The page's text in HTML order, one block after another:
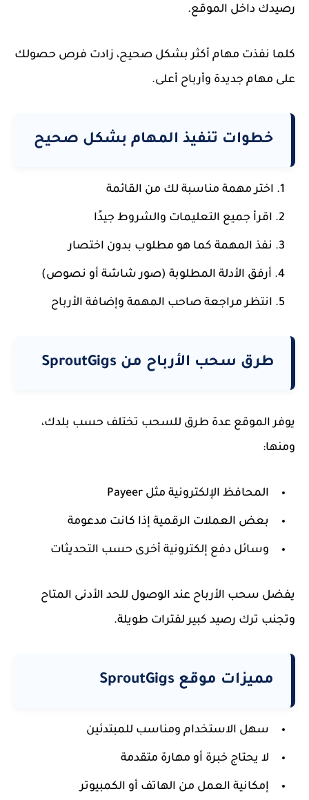
رصيدك داخل الموقع.
كلما نفذت مهام أكثر بشكل صحيح، زادت فرص حصولك
على مهام جديدة وأرباح أعلى.
خطوات تنفيذ المهام بشكل صحيح
اختر مهمة مناسبة لك من القائمة
اقرأ جميع التعليمات والشروط جيدًا
نفذ المهمة كما هو مطلوب بدون اختصار
أرفق الأدلة المطلوبة (صور شاشة أو نصوص)
انتظر مراجعة صاحب المهمة وإضافة الأرباح
طرق سحب الأرباح من SproutGigs
يوفر الموقع عدة طرق للسحب تختلف حسب بلدك،
ومنها:
المحافظ الإلكترونية مثل Payeer
بعض العملات الرقمية إذا كانت مدعومة
وسائل دفع إلكترونية أخرى حسب التحديثات
يفضل سحب الأرباح عند الوصول للحد الأدنى المتاح
وتجنب ترك رصيد كبير لفترات طويلة.
مميزات موقع SproutGigs
سهل الاستخدام ومناسب للمبتدئين
لا يحتاج خبرة أو مهارة متقدمة
إمكانية العمل من الهاتف أو الكمبيوتر